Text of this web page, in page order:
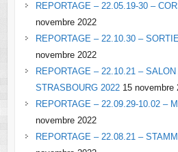
REPORTAGE – 22.05.19-30 –
novembre 2022
REPORTAGE – 22.10.30 –
novembre 2022
REPORTAGE – 22.10.21 –
STRASBOURG 2022 15 novembre
REPORTAGE – 22.09.29-10.02 –
novembre 2022
REPORTAGE – 22.08.21 –